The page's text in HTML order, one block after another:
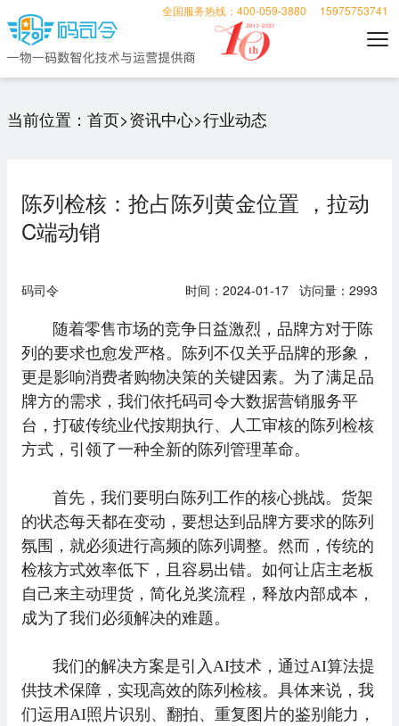
全国服务热线：400-059-3880 15975753741
当前位置： 首页>资讯中心>行业动态
陈列检核：抢占陈列黄金位置 ，拉动
C端动销
码司令 时间：2024-01-17 访问量：2993
随着零售市场的竞争日益激烈，品牌方对于陈
列的要求也愈发严格。陈列不仅关乎品牌的形象，
更是影响消费者购物决策的关键因素。为了满足品
牌方的需求，我们依托码司令大数据营销服务平
台，打破传统业代按期执行、人工审核的陈列检核
方式，引领了一种全新的陈列管理革命。
首先，我们要明白陈列工作的核心挑战。货架
的状态每天都在变动，要想达到品牌方要求的陈列
氛围，就必须进行高频的陈列调整。然而，传统的
检核方式效率低下，且容易出错。如何让店主老板
自己来主动理货，简化兑奖流程，释放内部成本，
成为了我们必须解决的难题。
我们的解决方案是引入AI技术，通过AI算法提
供技术保障，实现高效的陈列检核。具体来说，我
们运用AI照片识别、翻拍、重复图片的鉴别能力，